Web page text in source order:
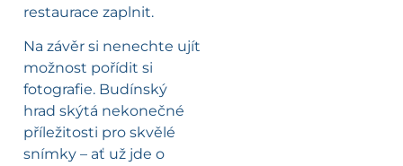
restaurace zaplnit.
Na závěr si nenechte ujít
možnost pořídit si
fotografie. Budínský
hrad skýtá nekonečné
příležitosti pro skvělé
snímky – ať už jde o